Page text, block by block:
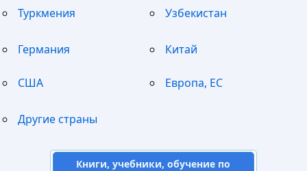
Туркмения Узбекистан
Германия Китай
США Европа, ЕС
Другие страны
Книги, учебники, обучение по